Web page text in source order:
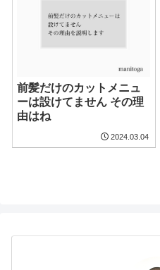
前髪だけのカットメニュ
ーは設けてません その理
由はね
2024.03.04